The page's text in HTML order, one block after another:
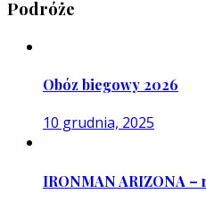
Podróże
Obóz biegowy 2026
10 grudnia, 2025
IRONMAN ARIZONA